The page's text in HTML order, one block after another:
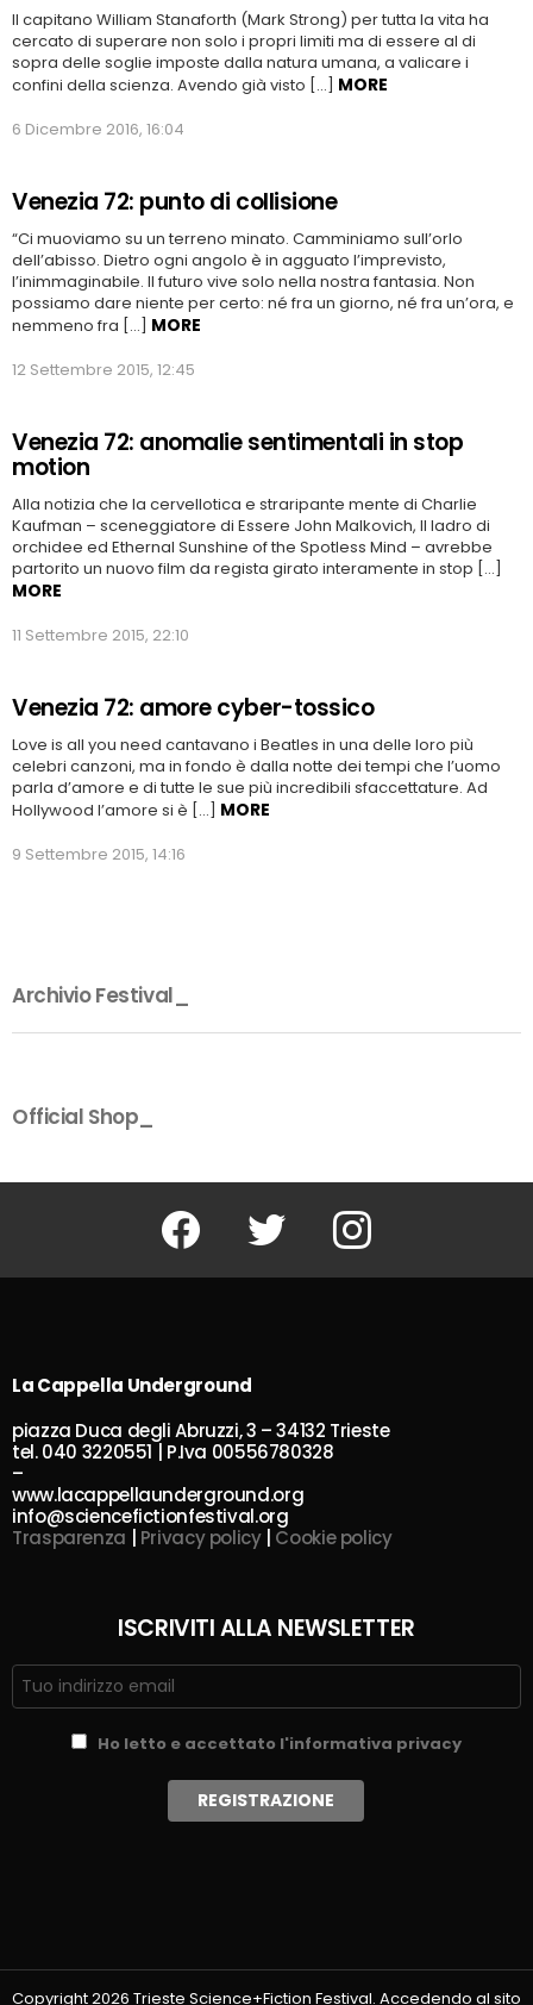
Il capitano William Stanaforth (Mark Strong) per tutta la vita ha
cercato di superare non solo i propri limiti ma di essere al di
sopra delle soglie imposte dalla natura umana, a valicare i
confini della scienza. Avendo già visto […] MORE
6 Dicembre 2016, 16:04
Venezia 72: punto di collisione
“Ci muoviamo su un terreno minato. Camminiamo sull’orlo
dell’abisso. Dietro ogni angolo è in agguato l’imprevisto,
l’inimmaginabile. Il futuro vive solo nella nostra fantasia. Non
possiamo dare niente per certo: né fra un giorno, né fra un’ora, e
nemmeno fra […] MORE
12 Settembre 2015, 12:45
Venezia 72: anomalie sentimentali in stop
motion
Alla notizia che la cervellotica e straripante mente di Charlie
Kaufman – sceneggiatore di Essere John Malkovich, Il ladro di
orchidee ed Ethernal Sunshine of the Spotless Mind – avrebbe
partorito un nuovo film da regista girato interamente in stop […]
MORE
11 Settembre 2015, 22:10
Venezia 72: amore cyber-tossico
Love is all you need cantavano i Beatles in una delle loro più
celebri canzoni, ma in fondo è dalla notte dei tempi che l’uomo
parla d’amore e di tutte le sue più incredibili sfaccettature. Ad
Hollywood l’amore si è […] MORE
9 Settembre 2015, 14:16
Archivio Festival_
Official Shop_
Facebook Twitter Instagram
La Cappella Underground
piazza Duca degli Abruzzi, 3 – 34132 Trieste
tel. 040 3220551 | P.Iva 00556780328
–
www.lacappellaunderground.org
info@sciencefictionfestival.org
Trasparenza
Privacy policy| Cookie policy
ISCRIVITI ALLA NEWSLETTER
Ho letto e accettato l'informativa privacy
Copyright 2026 Trieste Science+Fiction Festival. Accedendo al sito